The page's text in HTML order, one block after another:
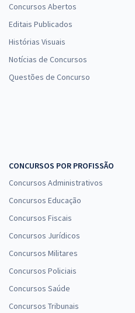
Concursos Abertos
Editais Publicados
Histórias Visuais
Notícias de Concursos
Questões de Concurso
CONCURSOS POR PROFISSÃO
Concursos Administrativos
Concursos Educação
Concursos Fiscais
Concursos Jurídicos
Concursos Militares
Concursos Policiais
Concursos Saúde
Concursos Tribunais